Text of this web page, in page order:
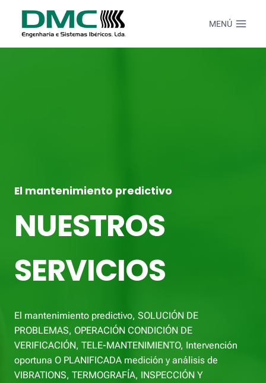
Contenido
MENÚ
El mantenimiento predictivo
NUESTROS
SERVICIOS
El mantenimiento predictivo, SOLUCIÓN DE
PROBLEMAS, OPERACIÓN CONDICIÓN DE
VERIFICACIÓN, TELE-MANTENIMIENTO, Intervención
oportuna O PLANIFICADA medición y análisis de
VIBRATIONS, TERMOGRAFÍA, INSPECCIÓN Y